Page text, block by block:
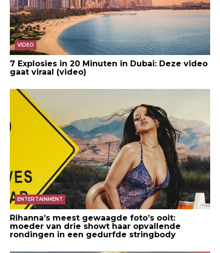
VIDEO
7 Explosies in 20 Minuten in Dubai: Deze video
gaat viraal (video)
ENTERTAINMENT
Rihanna’s meest gewaagde foto’s ooit:
moeder van drie showt haar opvallende
rondingen in een gedurfde stringbody